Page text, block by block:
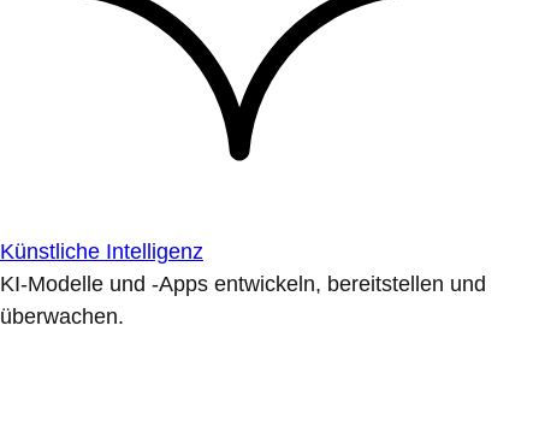
Künstliche Intelligenz
KI-Modelle und -Apps entwickeln, bereitstellen und
überwachen.